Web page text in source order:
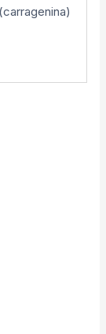
(carragenina)